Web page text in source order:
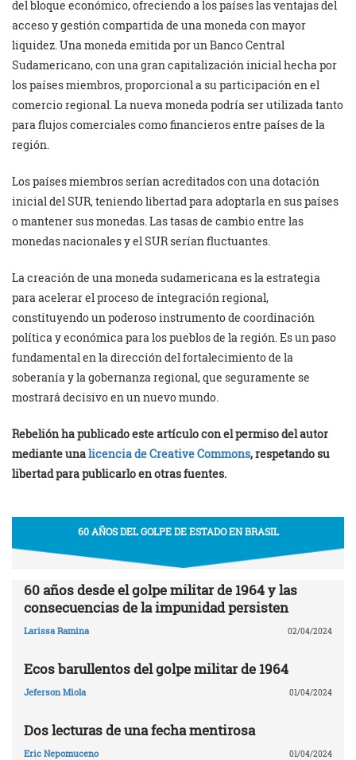
del bloque económico, ofreciendo a los países las ventajas del
acceso y gestión compartida de una moneda con mayor
liquidez. Una moneda emitida por un Banco Central
Sudamericano, con una gran capitalización inicial hecha por
los países miembros, proporcional a su participación en el
comercio regional. La nueva moneda podría ser utilizada tanto
para flujos comerciales como financieros entre países de la
región.
Los países miembros serían acreditados con una dotación
inicial del SUR, teniendo libertad para adoptarla en sus países
o mantener sus monedas. Las tasas de cambio entre las
monedas nacionales y el SUR serían fluctuantes.
La creación de una moneda sudamericana es la estrategia
para acelerar el proceso de integración regional,
constituyendo un poderoso instrumento de coordinación
política y económica para los pueblos de la región. Es un paso
fundamental en la dirección del fortalecimiento de la
soberanía y la gobernanza regional, que seguramente se
mostrará decisivo en un nuevo mundo.
Rebelión ha publicado este artículo con el permiso del autor
mediante unalicencia de Creative Commons, respetando su
libertad para publicarlo en otras fuentes.
60 AÑOS DEL GOLPE DE ESTADO EN BRASIL
60 años desde el golpe militar de 1964 y las
consecuencias de la impunidad persisten
Larissa Ramina 02/04/2024
Ecos barullentos del golpe militar de 1964
Jeferson Miola 01/04/2024
Dos lecturas de una fecha mentirosa
Eric Nepomuceno 01/04/2024